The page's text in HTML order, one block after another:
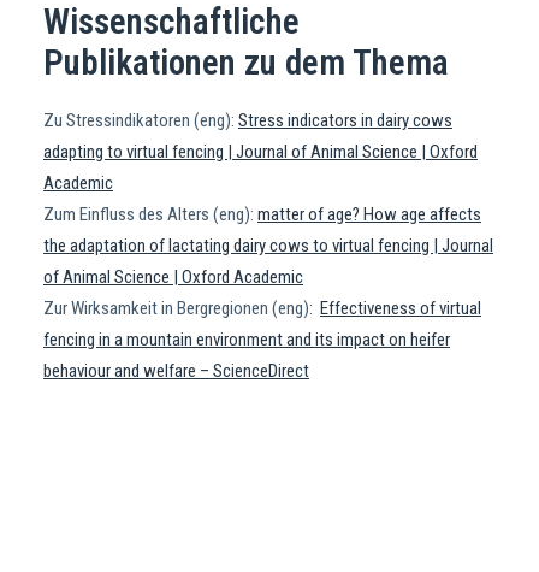
Wissenschaftliche
Publikationen zu dem Thema
Zu Stressindikatoren (eng): Stress indicators in dairy cows
adapting to virtual fencing | Journal of Animal Science | Oxford
Academic
Zum Einfluss des Alters (eng): matter of age? How age affects
the adaptation of lactating dairy cows to virtual fencing | Journal
of Animal Science | Oxford Academic
Zur Wirksamkeit in Bergregionen (eng): Effectiveness of virtual
fencing in a mountain environment and its impact on heifer
behaviour and welfare – ScienceDirect